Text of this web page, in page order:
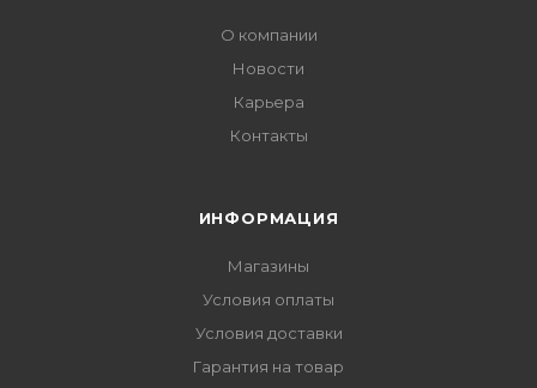
О компании
Новости
Карьера
Контакты
ИНФОРМАЦИЯ
Магазины
Условия оплаты
Условия доставки
Гарантия на товар